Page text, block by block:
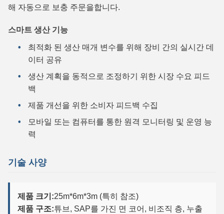
해 자동으로 보충 주문을합니다.
스마트 생산 기능
최적화 된 생산 매개 변수를 위해 장비 간의 실시간 데
이터 공유
생산 계획을 동적으로 조정하기 위한 시장 수요 피드
백
제품 개선을 위한 소비자 피드백 수집
모바일 또는 컴퓨터를 통한 원격 모니터링 및 운영 능
력
기술 사양
제품 크기:25m*6m*3m (특히 참조)
제품 구조:튜브, SAP를 가진 면 코어, 비조직 층, 누출